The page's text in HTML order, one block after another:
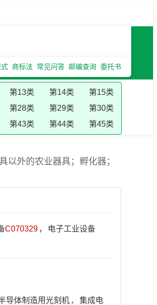
商标法 常见问答 邮编查询 委托书
第13类 第14类
第15类
第28类 第29类
第30类
第43类 第44类 第45类
外的农业器具；孵化器；
C070329 ，
电子工业设备
导体制造用光刻机 ，
集成电